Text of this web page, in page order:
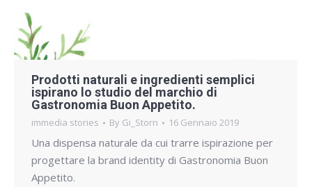
Prodotti naturali e ingredienti semplici
ispirano lo studio del marchio di
Gastronomia Buon Appetito.
immedia stories By Gi_Storn 16 Gennaio 2019
Una dispensa naturale da cui trarre ispirazione per
progettare la brand identity di Gastronomia Buon
Appetito.